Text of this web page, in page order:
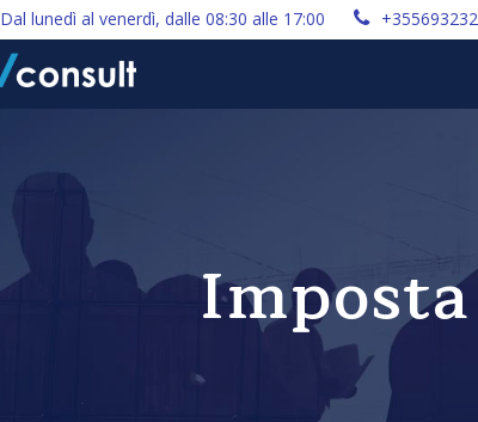
Dal lunedì al venerdì, dalle 08:30 alle 17:00